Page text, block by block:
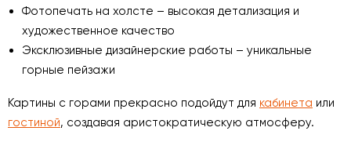
Фотопечать на холсте – высокая детализация и
художественное качество
Эксклюзивные дизайнерские работы – уникальные
горные пейзажи
Картины с горами прекрасно подойдут для кабинета или
гостиной, создавая аристократическую атмосферу.